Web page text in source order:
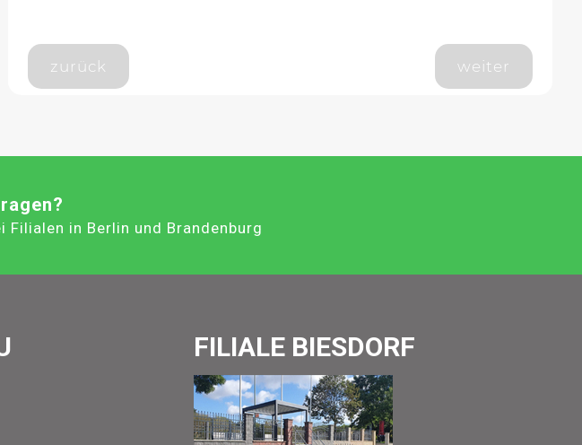
zurück weiter
Filialen in Berlin und Brandenburg
FILIALE BIESDORF